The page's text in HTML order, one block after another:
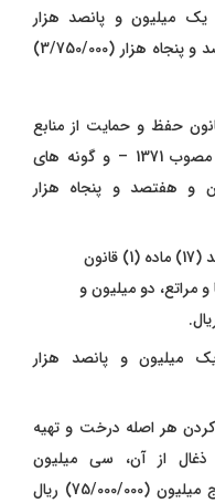
میلیون و پانصد هزار
(1/500/000) ریال تا سه میلیون و هفتصد و پنجاه هزار (3/750/000)
موضوع ماده (1) قانون حفظ و حمایت از منابع
طبیعی و ذخایر جنگلی کشور – مصوب 1371 – و گونه های
و هفتصد و پنجاه هزار
نهال درختان دسته دوم موضوع بند (17) ماده (1) قانون
مراتع، دو میلیون و
میلیون و پانصد هزار
هر اصله درخت و ‌تهیه
از آن، سی میلیون
(30/000/000) ریال تا هفتاد و پنج میلیون (75/000/000) ریال